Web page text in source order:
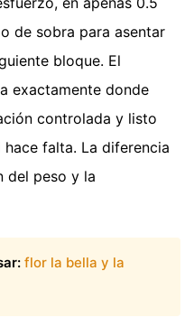
de sobra para asentar
bloque. El
exactamente donde
controlada y listo
falta. La diferencia
del peso y la
flor la bella y la